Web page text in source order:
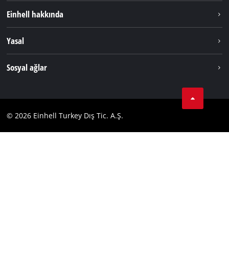
Hizmetler
Einhell hakkında
Yasal
Uyumluluk
Sosyal ağlar
YouТube
© 2026 Einhell Turkey Dış Tic. A.Ş.